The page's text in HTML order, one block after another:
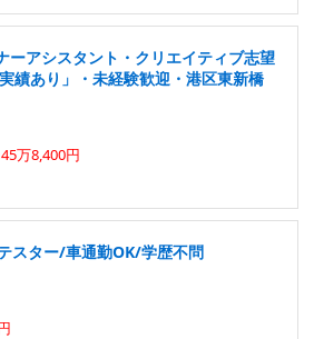
ーアシスタント・クリエイティブ志望
績あり」・未経験歓迎・港区東新橋
万8,400円
スター/車通勤OK/学歴不問